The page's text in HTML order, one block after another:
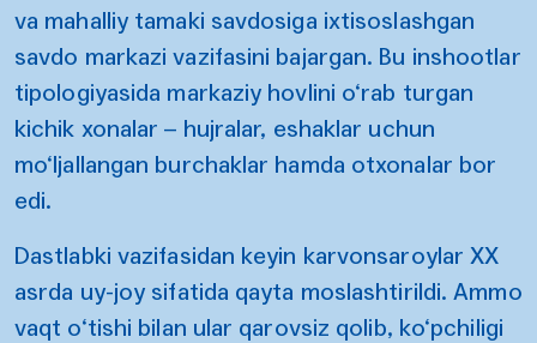
va mahalliy tamaki savdosiga ixtisoslashgan
savdo markazi vazifasini bajargan. Bu inshootlar
tipologiyasida markaziy hovlini o‘rab turgan
kichik xonalar – hujralar, eshaklar uchun
mo‘ljallangan burchaklar hamda otxonalar bor
edi.
Dastlabki vazifasidan keyin karvonsaroylar XX
asrda uy-joy sifatida qayta moslashtirildi. Ammo
vaqt o‘tishi bilan ular qarovsiz qolib, ko‘pchiligi